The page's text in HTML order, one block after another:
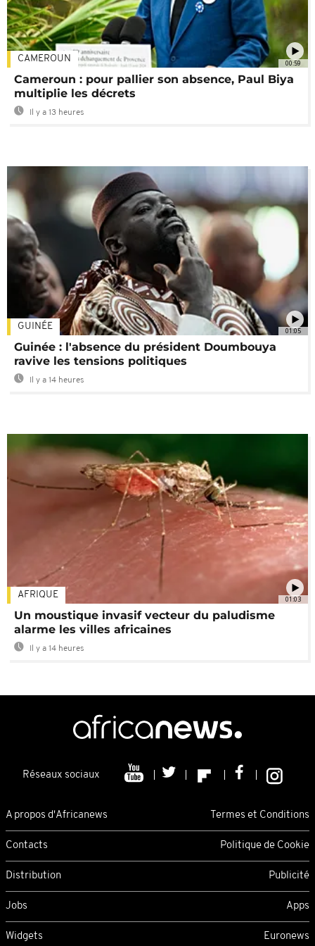
00:59
CAMEROUN
Cameroun : pour pallier son absence, Paul Biya
multiplie les décrets
Il y a 13 heures
01:05
GUINÉE
Guinée : l'absence du président Doumbouya
ravive les tensions politiques
Il y a 14 heures
01:03
AFRIQUE
Un moustique invasif vecteur du paludisme
alarme les villes africaines
Il y a 14 heures
Réseaux sociaux
A propos d'Africanews Termes et Conditions
Contacts Politique de Cookie
Distribution Publicité
Jobs Apps
Widgets Euronews